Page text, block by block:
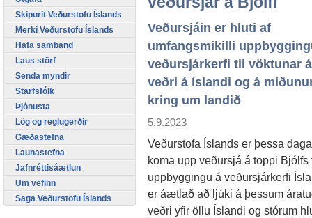
Veðursjáin er hluti af
umfangsmikilli
veðursjárkerfi til vöktunar á
veðri á íslandi og á
kring um landið
5.9.2023
Veðurstofa Íslands er þessa
koma upp veðursjá á toppi
uppbyggingu á veðursjárkerfi
er áætlað að ljúki á þessum
veðri yfir öllu Íslandi og stórum
Skipurit Veðurstofu Íslands
Merki Veðurstofu Íslands
Hafa samband
Laus störf
Senda myndir
Starfsfólk
Þjónusta
Lög og reglugerðir
Gæðastefna
Launastefna
Jafnréttisáætlun
Um vefinn
Saga Veðurstofu Íslands